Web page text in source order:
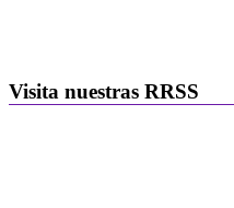
Visita nuestras RRSS